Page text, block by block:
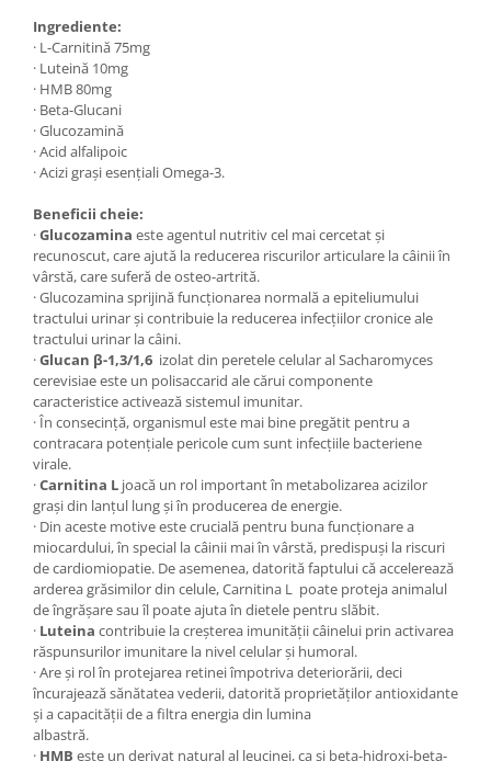
Ingrediente:
· L-Carnitină 75mg
· Luteină 10mg
· HMB 80mg
· Beta-Glucani
· Glucozamină
· Acid alfalipoic
· Acizi grași esențiali Omega-3.
Beneficii cheie:
·Glucozamina este agentul nutritiv cel mai cercetat și
recunoscut, care ajută la reducerea riscurilor articulare la câinii în
vârstă, care suferă de osteo-artrită.
· Glucozamina sprijină funcționarea normală a epiteliumului
tractului urinar și contribuie la reducerea infecțiilor cronice ale
tractului urinar la câini.
·Glucan β-1,3/1,6 izolat din peretele celular al Sacharomyces
cerevisiae este un polisaccarid ale cărui componente
caracteristice activează sistemul imunitar.
· În consecință, organismul este mai bine pregătit pentru a
contracara potențiale pericole cum sunt infecțiile bacteriene
virale.
·Carnitina L joacă un rol important în metabolizarea acizilor
grași din lanțul lung și în producerea de energie.
· Din aceste motive este crucială pentru buna funcționare a
miocardului, în special la câinii mai în vârstă, predispuși la riscuri
de cardiomiopatie. De asemenea, datorită faptului că accelerează
arderea grăsimilor din celule, Carnitina L poate proteja animalul
de îngrășare sau îl poate ajuta în dietele pentru slăbit.
· Luteina contribuie la creșterea imunității câinelui prin activarea
răspunsurilor imunitare la nivel celular și humoral.
· Are și rol în protejarea retinei împotriva deteriorării, deci
încurajează sănătatea vederii, datorită proprietăților antioxidante
și a capacității de a filtra energia din lumina
albastră.
· HMB este un derivat natural al leucinei, ca și beta-hidroxi-beta-